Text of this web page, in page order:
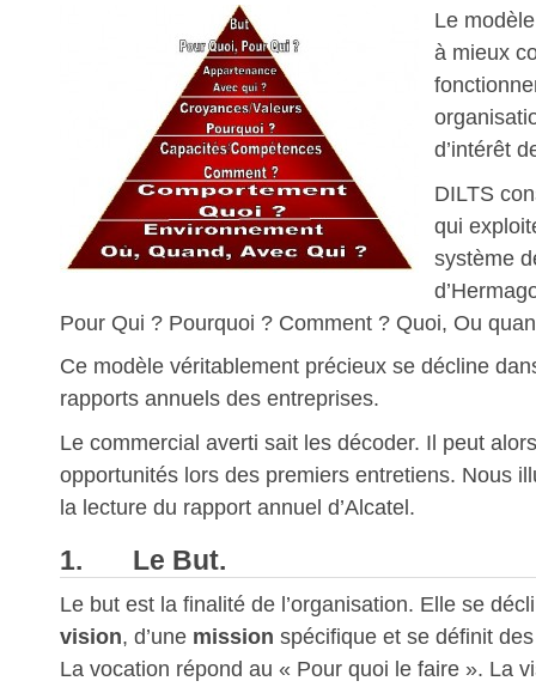
Le
à mieux
d’intérêt
DILTS
qui
système
Pour Qui ? Pourquoi ? Comment ? Quoi, Ou
Ce modèle véritablement précieux se décline
rapports annuels des entreprises.
Le commercial averti sait les décoder. Il peut
opportunités lors des premiers entretiens. Nous
la lecture du rapport annuel d’Alcatel.
1. Le But.
Le but est la finalité de l’organisation. Elle se
vision, d’une mission spécifique et se définit des
La vocation répond au « Pour quoi le faire ». La